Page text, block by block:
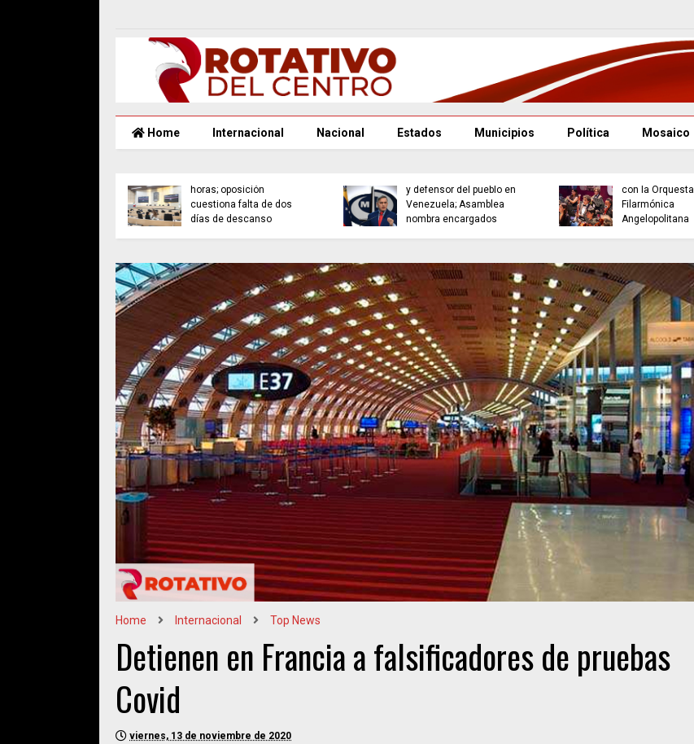
Home Internacional Nacional Estados Municipios Política Mosaico
horas; oposición
cuestiona falta de dos
días de descanso
y defensor del pueblo en
Venezuela; Asamblea
nombra encargados
con la Orquesta
Filarmónica
Angelopolitana
Home Internacional Top News
Detienen en Francia a falsificadores de pruebas
Covid
viernes, 13 de noviembre de 2020